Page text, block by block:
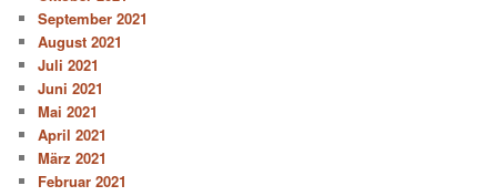
September 2021
August 2021
Juli 2021
Juni 2021
Mai 2021
April 2021
März 2021
Februar 2021